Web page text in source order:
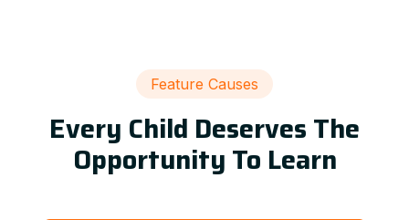
Feature Causes
Every Child Deserves The
Opportunity To Learn